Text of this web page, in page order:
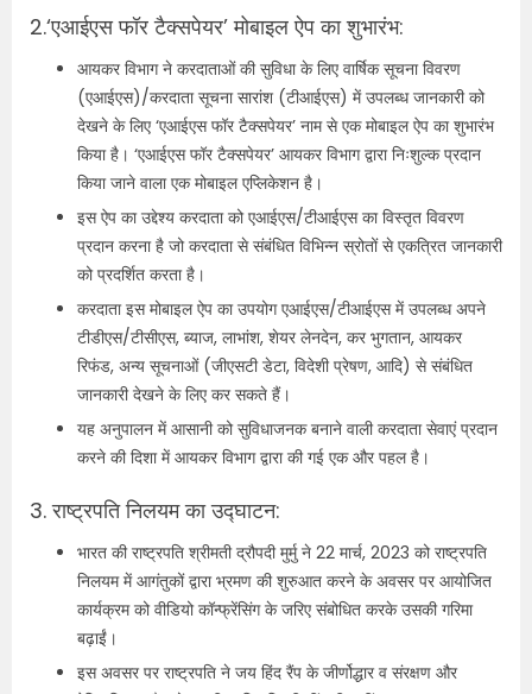
2.‘एआईएस फॉर टैक्सपेयर’ मोबाइल ऐप का शुभारंभ:
आयकर विभाग ने करदाताओं की सुविधा के लिए वार्षिक सूचना विवरण
(एआईएस)/करदाता सूचना सारांश (टीआईएस) में उपलब्ध जानकारी को
देखने के लिए ‘एआईएस फॉर टैक्सपेयर’ नाम से एक मोबाइल ऐप का शुभारंभ
किया है। ‘एआईएस फॉर टैक्सपेयर’ आयकर विभाग द्वारा निःशुल्क प्रदान
किया जाने वाला एक मोबाइल एप्लिकेशन है।
इस ऐप का उद्देश्य करदाता को एआईएस/टीआईएस का विस्तृत विवरण
प्रदान करना है जो करदाता से संबंधित विभिन्न स्रोतों से एकत्रित जानकारी
को प्रदर्शित करता है।
करदाता इस मोबाइल ऐप का उपयोग एआईएस/टीआईएस में उपलब्ध अपने
टीडीएस/टीसीएस, ब्याज, लाभांश, शेयर लेनदेन, कर भुगतान, आयकर
रिफंड, अन्य सूचनाओं (जीएसटी डेटा, विदेशी प्रेषण, आदि) से संबंधित
जानकारी देखने के लिए कर सकते हैं।
यह अनुपालन में आसानी को सुविधाजनक बनाने वाली करदाता सेवाएं प्रदान
करने की दिशा में आयकर विभाग द्वारा की गई एक और पहल है।
3. राष्ट्रपति निलयम का उद्घाटन:
भारत की राष्ट्रपति श्रीमती द्रौपदी मुर्मु ने 22 मार्च, 2023 को राष्ट्रपति
निलयम में आगंतुकों द्वारा भ्रमण की शुरुआत करने के अवसर पर आयोजित
कार्यक्रम को वीडियो कॉन्फ्रेंसिंग के जरिए संबोधित करके उसकी गरिमा
बढ़ाईं।
इस अवसर पर राष्ट्रपति ने जय हिंद रैंप के जीर्णोद्धार व संरक्षण और